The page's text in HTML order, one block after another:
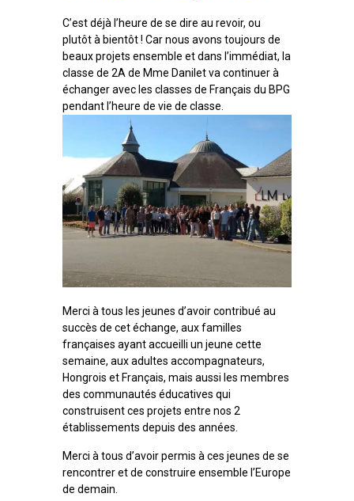
C’est déjà l’heure de se dire au revoir, ou
plutôt à bientôt ! Car nous avons toujours de
beaux projets ensemble et dans l’immédiat, la
classe de 2A de Mme Danilet va continuer à
échanger avec les classes de Français du BPG
pendant l’heure de vie de classe.
Merci à tous les jeunes d’avoir contribué au
succès de cet échange, aux familles
françaises ayant accueilli un jeune cette
semaine, aux adultes accompagnateurs,
Hongrois et Français, mais aussi les membres
des communautés éducatives qui
construisent ces projets entre nos 2
établissements depuis des années.
Merci à tous d’avoir permis à ces jeunes de se
rencontrer et de construire ensemble l’Europe
de demain.